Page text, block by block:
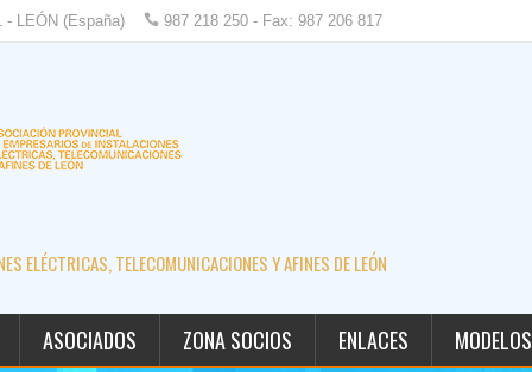
- LEÓN (España) 987 218 250 - Fax: 987 206 817
ELÉCTRICAS, TELECOMUNICACIONES Y AFINES DE LEÓN
ASOCIADOS ZONA SOCIOS ENLACES MODELOS